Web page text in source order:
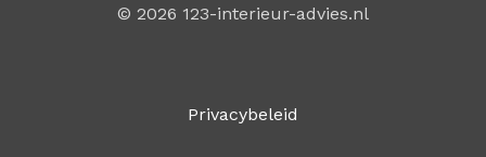
© 2026 123-interieur-advies.nl
Privacybeleid